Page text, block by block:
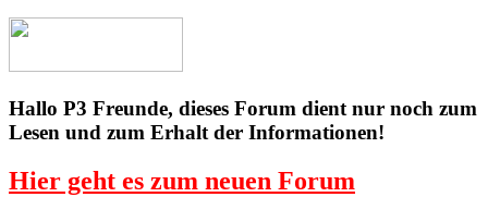
Hallo P3 Freunde, dieses Forum dient nur noch zum
Lesen und zum Erhalt der Informationen!
Hier geht es zum neuen Forum